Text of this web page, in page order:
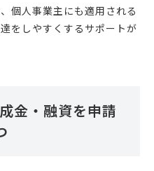
個人事業主にも適用される
をしやすくするサポートが
金・融資を申請